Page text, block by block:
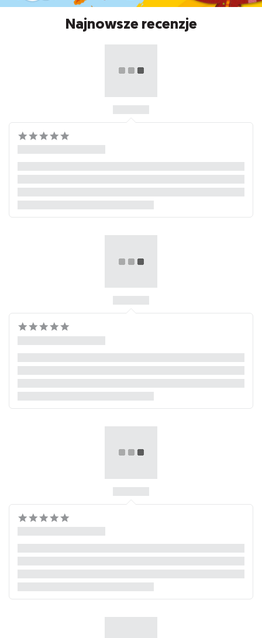
Najnowsze recenzje